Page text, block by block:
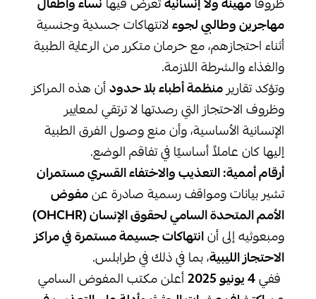
ظروفًا مهينة ولا إنسانيةتعرض فيها نساء وأطفال
مهاجرين وطالبي لجوءلانتهاكات جسدية وجنسية
أثناء احتجازهم، مع حرمان متكرر من الرعاية الطبية
والغذاء والشرطة اللازمة.
وتؤكد تقاريرمنظمة أطباء بلا حدودأن هذه المراكز
وظروف الاحتجاز التي رصدتها لا ترتقي لمعايير
الإنسانية الأساسية، وأن منع وصول الفرق الطبية
إليها كان عاملاً أساسيًا في تفاقم الوضع.
أرقام أممية: التعذيب والاختفاء القسري مستمران
تشير بيانات ومواقف رسمية صادرة عنمفوض
الأمم المتحدة السامي لحقوق الإنسان(OHCHR)
ومبعوثيه إلى أنانتهاكات جسيمة مستمرة في مراكز
الاحتجاز الليبية، بما في ذلك في طرابلس.
ففي4يونيو 2025
أعلن مكتب المفوض السامي